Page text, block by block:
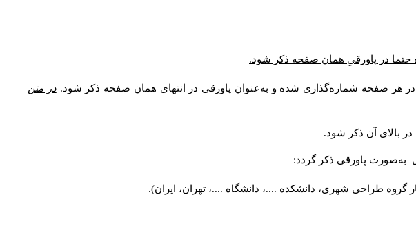
حتما در پاورقیِ همان صفحه ذکر شود.
در هر صفحه شماره‌گذاری شده و به‌عنوان پاورقی در انتهای همان صفحه ذکر شود. در متن
بالای آن ذکر شود.
به‌صورت پاورقی ذکر گردد:
گروه طراحی شهری، دانشکده ....، دانشگاه ....، تهران، ایران).